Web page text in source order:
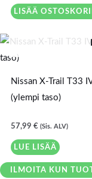
LISÄÄ
Nissan X-Trail T33
(ylempi taso)
57,99 € (Sis. ALV)
LUE LISÄÄ
ILMOITA KUN